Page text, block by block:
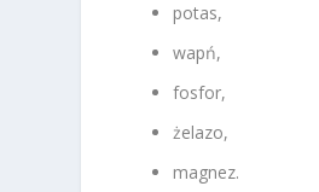
potas,
wapń,
fosfor,
żelazo,
magnez.